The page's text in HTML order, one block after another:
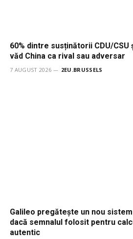
60% dintre susținătorii CDU/CSU
văd China ca rival sau adversar
7 AUGUST 2026 2EU.BRUSSELS
Galileo pregătește un nou
dacă semnalul folosit pentru
autentic